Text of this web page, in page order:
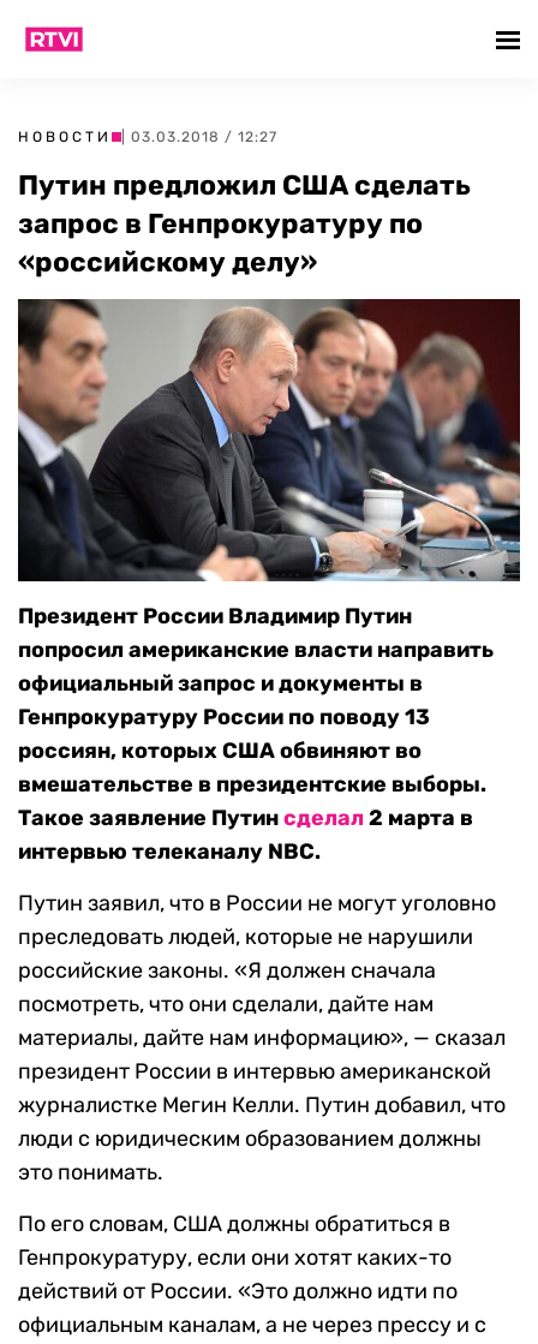
НОВОСТИ | 03.03.2018 / 12:27
Путин предложил США сделать
запрос в Генпрокуратуру по
«российскому делу»
Президент России Владимир Путин
попросил американские власти направить
официальный запрос и документы в
Генпрокуратуру России по поводу 13
россиян, которых США обвиняют во
вмешательстве в президентские выборы.
Такое заявление Путинсделал2 марта в
интервью телеканалу NBC.
Путин заявил, что в России не могут уголовно
преследовать людей, которые не нарушили
российские законы. «Я должен сначала
посмотреть, что они сделали, дайте нам
материалы, дайте нам информацию», — сказал
президент России в интервью американской
журналистке Мегин Келли. Путин добавил, что
люди с юридическим образованием должны
это понимать.
По его словам, США должны обратиться в
Генпрокуратуру, если они хотят каких-то
действий от России. «Это должно идти по
официальным каналам, а не через прессу и с